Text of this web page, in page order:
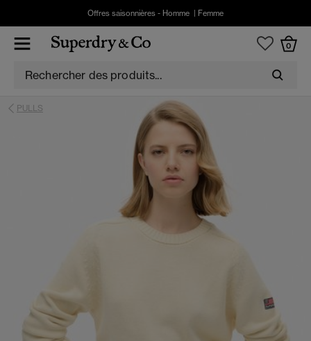
Offres saisonnières - Homme Femme
0
PULLS